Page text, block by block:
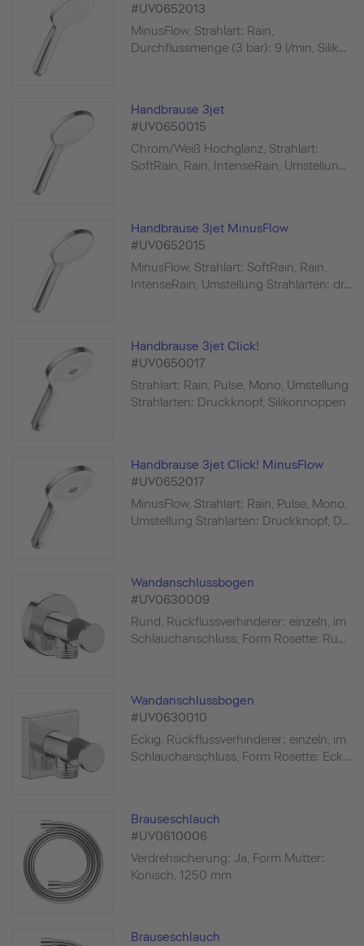
#UV0652013
MinusFlow, Strahlart: Rain,
Durchflussmenge (3 bar): 9 l/min, Silik...
Handbrause 3jet
#UV0650015
Chrom/Weiß Hochglanz, Strahlart:
SoftRain, Rain, IntenseRain, Umstellun...
Handbrause 3jet MinusFlow
#UV0652015
MinusFlow, Strahlart: SoftRain, Rain,
IntenseRain, Umstellung Strahlarten: dr...
Handbrause 3jet Click!
#UV0650017
Strahlart: Rain, Pulse, Mono, Umstellung
Strahlarten: Druckknopf, Silikonnoppen
Handbrause 3jet Click! MinusFlow
#UV0652017
MinusFlow, Strahlart: Rain, Pulse, Mono,
Umstellung Strahlarten: Druckknopf, D...
Wandanschlussbogen
#UV0630009
Rund, Rückflussverhinderer: einzeln, im
Schlauchanschluss, Form Rosette: Ru...
Wandanschlussbogen
#UV0630010
Eckig, Rückflussverhinderer: einzeln, im
Schlauchanschluss, Form Rosette: Eck...
Brauseschlauch
#UV0610006
Verdrehsicherung: Ja, Form Mutter:
Konisch, 1250 mm
Brauseschlauch